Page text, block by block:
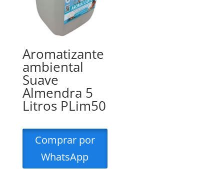
Aromatizante
ambiental
Suave
Almendra 5
Litros PLim50
Comprar por
WhatsApp